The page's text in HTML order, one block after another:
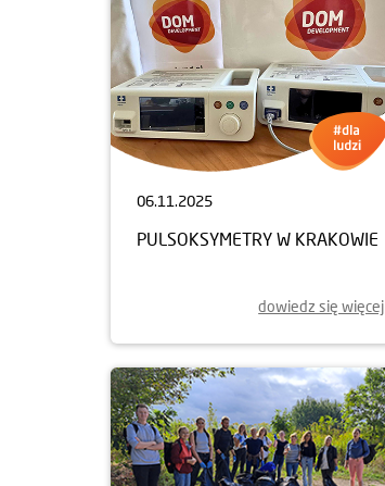
06.11.2025
PULSOKSYMETRY W KRAKOWIE
dowiedz się więcej